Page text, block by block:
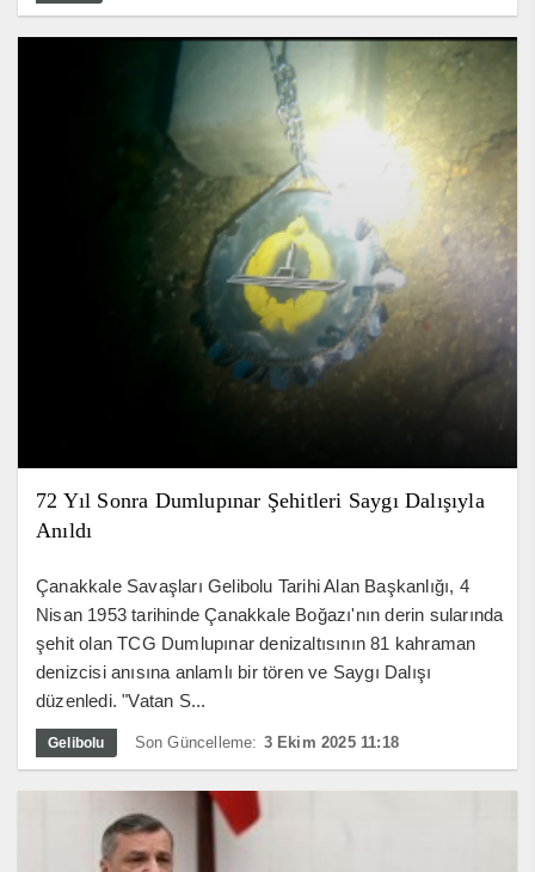
72 Yıl Sonra Dumlupınar Şehitleri Saygı Dalışıyla
Anıldı
Çanakkale Savaşları Gelibolu Tarihi Alan Başkanlığı, 4
Nisan 1953 tarihinde Çanakkale Boğazı'nın derin sularında
şehit olan TCG Dumlupınar denizaltısının 81 kahraman
denizcisi anısına anlamlı bir tören ve Saygı Dalışı
düzenledi. "Vatan S...
Gelibolu Son Güncelleme: 3 Ekim 2025 11:18